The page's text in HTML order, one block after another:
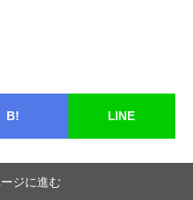
B! LINE
ジに進む